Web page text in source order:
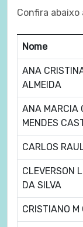
Confira
Nome
ANA
ALMEIDA
ANA MARCIA
MENDES
CARLOS
CLEVERSON
DA SILVA
CRISTIANO M